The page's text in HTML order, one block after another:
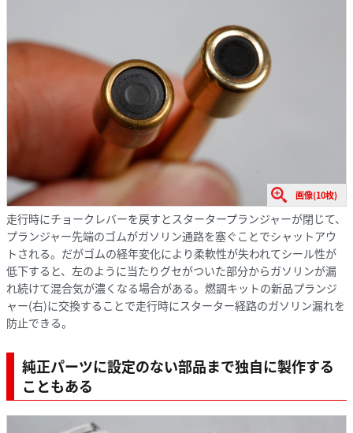
画像(10枚)
走行時にチョークレバーを戻すとスタータープランジャーが閉じて、
プランジャー先端のゴムがガソリン通路を塞ぐことでシャットアウ
トされる。だがゴムの経年変化により柔軟性が失われてシール性が
低下すると、左のように当たりグセがついた部分からガソリンが漏
れ続けて混合気が濃くなる場合がある。燃調キットの新品プランジ
ャー(右)に交換することで走行時にスターター経路のガソリン漏れを
防止できる。
純正パーツに設定のない部品まで独自に製作する
こともある